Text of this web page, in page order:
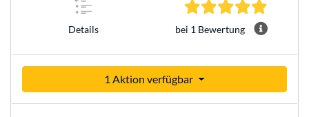
Details bei 1 Bewertung
1 Aktion verfügbar